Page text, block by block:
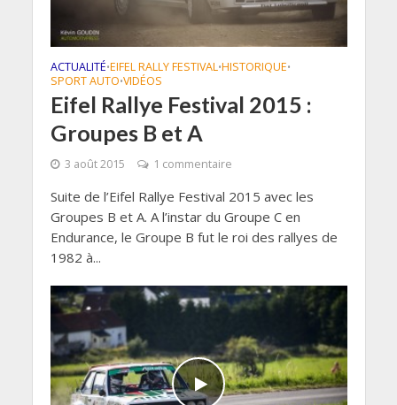
ACTUALITÉ•EIFEL RALLY FESTIVAL•HISTORIQUE•
SPORT AUTO•VIDÉOS
Eifel Rallye Festival 2015 :
Groupes B et A
3 août 2015 1 commentaire
Suite de l’Eifel Rallye Festival 2015 avec les
Groupes B et A. A l’instar du Groupe C en
Endurance, le Groupe B fut le roi des rallyes de
1982 à...